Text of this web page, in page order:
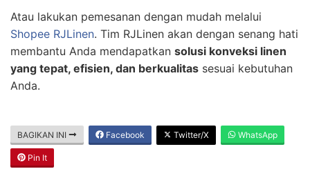
Atau lakukan pemesanan dengan mudah melalui
Shopee RJLinen. Tim RJLinen akan dengan senang hati
membantu Anda mendapatkan solusi konveksi linen
yang tepat, efisien, dan berkualitas sesuai kebutuhan
Anda.
BAGIKAN INI Facebook Twitter/X WhatsApp
Pin It